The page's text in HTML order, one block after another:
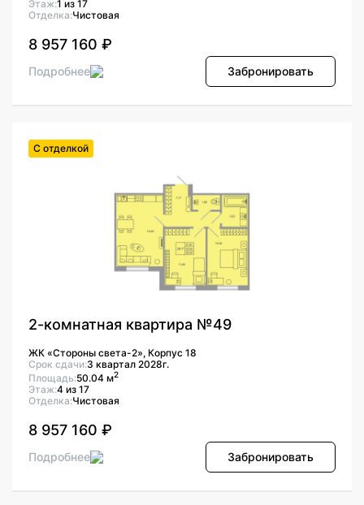
Этаж:1 из 17
Отделка:Чистовая
8 957 160 ₽
Подробнее Забронировать
С отделкой
2-комнатная квартира №49
ЖК «Стороны света-2», Корпус 18
Срок сдачи:3 квартал 2028г.
Площадь:50.04 м2
Этаж:4 из 17
Отделка:Чистовая
8 957 160 ₽
Подробнее Забронировать